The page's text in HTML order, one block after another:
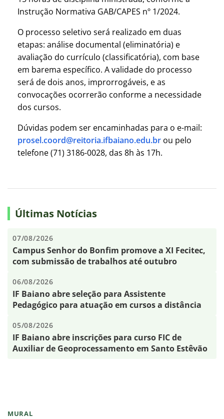
MURAL
Instrução Normativa GAB/CAPES nº 1/2024.
O processo seletivo será realizado em duas
etapas: análise documental (eliminatória) e
avaliação do currículo (classificatória), com base
em barema específico. A validade do processo
será de dois anos, improrrogáveis, e as
convocações ocorrerão conforme a necessidade
dos cursos.
Dúvidas podem ser encaminhadas para o e-mail:
prosel.coord@reitoria.ifbaiano.edu.br ou pelo
telefone (71) 3186-0028, das 8h às 17h.
Últimas Notícias
07/08/2026
Campus Senhor do Bonfim promove a XI Fecitec,
com submissão de trabalhos até outubro
06/08/2026
IF Baiano abre seleção para Assistente
Pedagógico para atuação em cursos a distância
05/08/2026
IF Baiano abre inscrições para curso FIC de
Auxiliar de Geoprocessamento em Santo Estêvão